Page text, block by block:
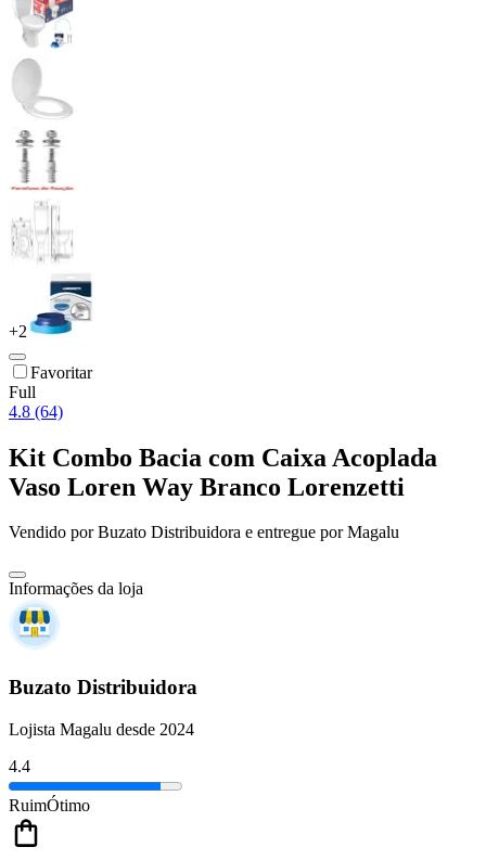
+2
Favoritar
Full
4.8 (64)
Kit Combo Bacia com Caixa Acoplada
Vaso Loren Way Branco Lorenzetti
Vendido porBuzato Distribuidora e entregue por Magalu
Informações da loja
Buzato Distribuidora
Lojista Magalu desde 2024
4.4
RuimÓtimo